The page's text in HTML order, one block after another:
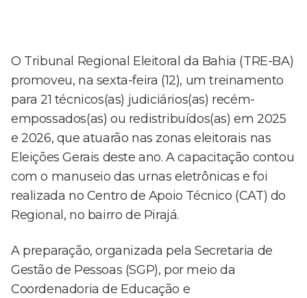
O Tribunal Regional Eleitoral da Bahia (TRE-BA)
promoveu, na sexta-feira (12), um treinamento
para 21 técnicos(as) judiciários(as) recém-
empossados(as) ou redistribuídos(as) em 2025
e 2026, que atuarão nas zonas eleitorais nas
Eleições Gerais deste ano. A capacitação contou
com o manuseio das urnas eletrônicas e foi
realizada no Centro de Apoio Técnico (CAT) do
Regional, no bairro de Pirajá.
A preparação, organizada pela Secretaria de
Gestão de Pessoas (SGP), por meio da
Coordenadoria de Educação e